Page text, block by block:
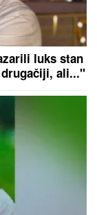
ga